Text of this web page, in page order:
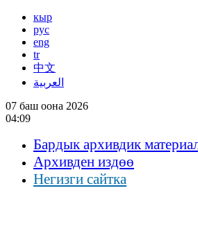
кыр
рус
eng
tr
中文
العربية
07 баш оона 2026
04:09
Бардык архивдик
Архивден издөө
Негизги сайтка